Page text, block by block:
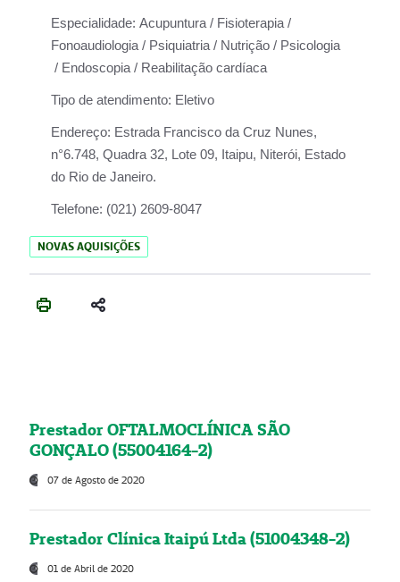
Especialidade: Acupuntura / Fisioterapia /
Fonoaudiologia / Psiquiatria / Nutrição / Psicologia
/ Endoscopia / Reabilitação cardíaca
Tipo de atendimento: Eletivo
Endereço: Estrada Francisco da Cruz Nunes,
n°6.748, Quadra 32, Lote 09, Itaipu, Niterói, Estado
do Rio de Janeiro.
Telefone: (021) 2609-8047
NOVAS AQUISIÇÕES
Prestador OFTALMOCLÍNICA SÃO
GONÇALO (55004164-2)
07 de Agosto de 2020
Prestador Clínica Itaipú Ltda (51004348-2)
01 de Abril de 2020